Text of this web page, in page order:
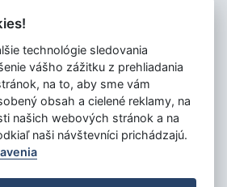
technológie sledovania
vášho zážitku z prehliadania
na to, aby sme vám
obsah a cielené reklamy, na
našich webových stránok a na
naši návštevníci prichádzajú.